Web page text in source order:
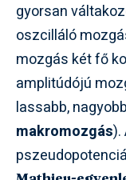
gyorsan
oszcilláló
mozgás két fő
amplitúdójú
lassabb,
makromozgás).